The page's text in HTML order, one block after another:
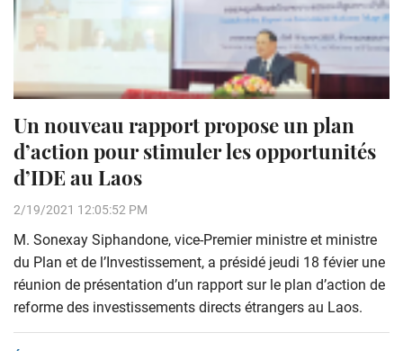
Un nouveau rapport propose un plan
d’action pour stimuler les opportunités
d’IDE au Laos
2/19/2021 12:05:52 PM
M. Sonexay Siphandone, vice-Premier ministre et ministre
du Plan et de l’Investissement, a présidé jeudi 18 févier une
réunion de présentation d’un rapport sur le plan d’action de
reforme des investissements directs étrangers au Laos.